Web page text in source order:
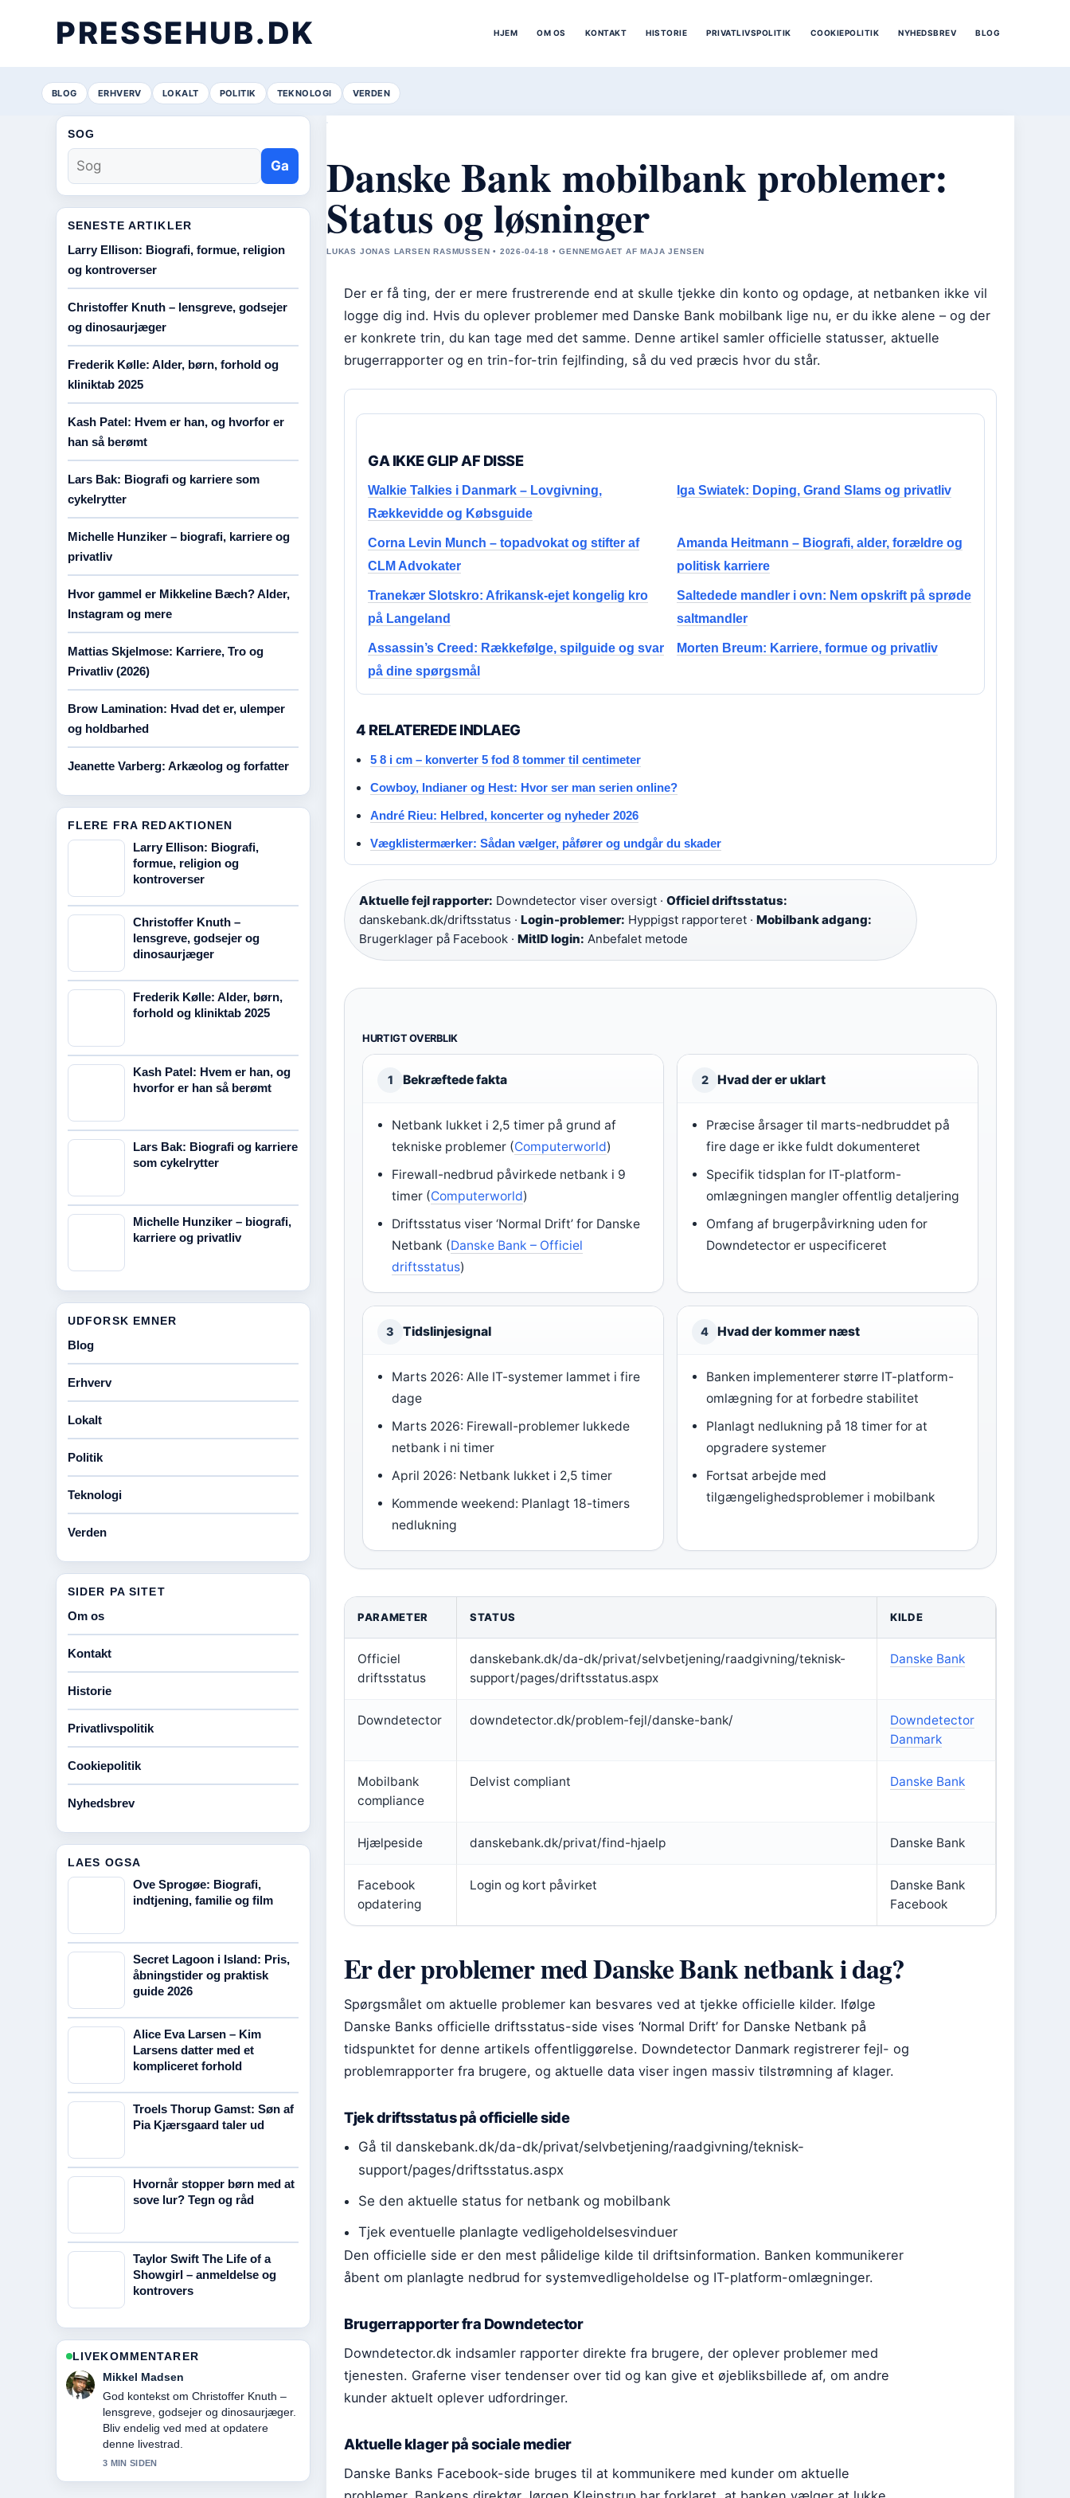
PRESSEHUB.DK HJEM OM OS KONTAKT HISTORIE PRIVATLIVSPOLITIK COOKIEPOLITIK NYHEDSBREV BLOG
BLOG ERHVERV LOKALT POLITIK TEKNOLOGI VERDEN
Danske Bank mobilbank problemer:
Status og løsninger
LUKAS JONAS LARSEN RASMUSSEN • 2026-04-18 • GENNEMGAET AF MAJA JENSEN
Der er få ting, der er mere frustrerende end at skulle tjekke din konto og opdage, at netbanken ikke vil
logge dig ind. Hvis du oplever problemer med Danske Bank mobilbank lige nu, er du ikke alene – og der
er konkrete trin, du kan tage med det samme. Denne artikel samler officielle statusser, aktuelle
brugerrapporter og en trin-for-trin fejlfinding, så du ved præcis hvor du står.
GA IKKE GLIP AF DISSE
Walkie Talkies i Danmark – Lovgivning,
Rækkevidde og Købsguide
Iga Swiatek: Doping, Grand Slams og privatliv
Corna Levin Munch – topadvokat og stifter af
CLM Advokater
Amanda Heitmann – Biografi, alder, forældre og
politisk karriere
Tranekær Slotskro: Afrikansk-ejet kongelig kro
på Langeland
Saltedede mandler i ovn: Nem opskrift på sprøde
saltmandler
Assassin’s Creed: Rækkefølge, spilguide og svar
på dine spørgsmål
Morten Breum: Karriere, formue og privatliv
4 RELATEREDE INDLAEG
5 8 i cm – konverter 5 fod 8 tommer til centimeter
Cowboy, Indianer og Hest: Hvor ser man serien online?
André Rieu: Helbred, koncerter og nyheder 2026
Vægklistermærker: Sådan vælger, påfører og undgår du skader
Aktuelle fejl rapporter: Downdetector viser oversigt · Officiel driftsstatus:
danskebank.dk/driftsstatus · Login-problemer: Hyppigst rapporteret · Mobilbank adgang:
Brugerklager på Facebook · MitID login: Anbefalet metode
HURTIGT OVERBLIK
1 Bekræftede fakta
Netbank lukket i 2,5 timer på grund af
tekniske problemer (Computerworld)
Firewall-nedbrud påvirkede netbank i 9
timer (Computerworld)
Driftsstatus viser ‘Normal Drift’ for Danske
Netbank (Danske Bank – Officiel
driftsstatus)
2 Hvad der er uklart
Præcise årsager til marts-nedbruddet på
fire dage er ikke fuldt dokumenteret
Specifik tidsplan for IT-platform-
omlægningen mangler offentlig detaljering
Omfang af brugerpåvirkning uden for
Downdetector er uspecificeret
3 Tidslinjesignal
Marts 2026: Alle IT-systemer lammet i fire
dage
Marts 2026: Firewall-problemer lukkede
netbank i ni timer
April 2026: Netbank lukket i 2,5 timer
Kommende weekend: Planlagt 18-timers
nedlukning
4 Hvad der kommer næst
Banken implementerer større IT-platform-
omlægning for at forbedre stabilitet
Planlagt nedlukning på 18 timer for at
opgradere systemer
Fortsat arbejde med
tilgængelighedsproblemer i mobilbank
PARAMETER STATUS KILDE
Officiel
driftsstatus
danskebank.dk/da-dk/privat/selvbetjening/raadgivning/teknisk-
support/pages/driftsstatus.aspx
Danske Bank
Downdetector downdetector.dk/problem-fejl/danske-bank/
Downdetector
Danmark
Mobilbank
compliance
Delvist compliant Danske Bank
Hjælpeside danskebank.dk/privat/find-hjaelp Danske Bank
Facebook
opdatering
Login og kort påvirket
Danske Bank
Facebook
Er der problemer med Danske Bank netbank i dag?
Spørgsmålet om aktuelle problemer kan besvares ved at tjekke officielle kilder. Ifølge
Danske Banks officielle driftsstatus-side vises ‘Normal Drift’ for Danske Netbank på
tidspunktet for denne artikels offentliggørelse. Downdetector Danmark registrerer fejl- og
problemrapporter fra brugere, og aktuelle data viser ingen massiv tilstrømning af klager.
Tjek driftsstatus på officielle side
Gå til danskebank.dk/da-dk/privat/selvbetjening/raadgivning/teknisk-
support/pages/driftsstatus.aspx
Se den aktuelle status for netbank og mobilbank
Tjek eventuelle planlagte vedligeholdelsesvinduer
Den officielle side er den mest pålidelige kilde til driftsinformation. Banken kommunikerer
åbent om planlagte nedbrud for systemvedligeholdelse og IT-platform-omlægninger.
Brugerrapporter fra Downdetector
Downdetector.dk indsamler rapporter direkte fra brugere, der oplever problemer med
tjenesten. Graferne viser tendenser over tid og kan give et øjebliksbillede af, om andre
kunder aktuelt oplever udfordringer.
Aktuelle klager på sociale medier
Danske Banks Facebook-side bruges til at kommunikere med kunder om aktuelle
SOG
Ga
SENESTE ARTIKLER
Larry Ellison: Biografi, formue, religion
og kontroverser
Christoffer Knuth – lensgreve, godsejer
og dinosaurjæger
Frederik Kølle: Alder, børn, forhold og
kliniktab 2025
Kash Patel: Hvem er han, og hvorfor er
han så berømt
Lars Bak: Biografi og karriere som
cykelrytter
Michelle Hunziker – biografi, karriere og
privatliv
Hvor gammel er Mikkeline Bæch? Alder,
Instagram og mere
Mattias Skjelmose: Karriere, Tro og
Privatliv (2026)
Brow Lamination: Hvad det er, ulemper
og holdbarhed
Jeanette Varberg: Arkæolog og forfatter
FLERE FRA REDAKTIONEN
Larry Ellison: Biografi,
formue, religion og
kontroverser
Christoffer Knuth –
lensgreve, godsejer og
dinosaurjæger
Frederik Kølle: Alder, børn,
forhold og kliniktab 2025
Kash Patel: Hvem er han, og
hvorfor er han så berømt
Lars Bak: Biografi og karriere
som cykelrytter
Michelle Hunziker – biografi,
karriere og privatliv
UDFORSK EMNER
Blog
Erhverv
Lokalt
Politik
Teknologi
Verden
SIDER PA SITET
Om os
Kontakt
Historie
Privatlivspolitik
Cookiepolitik
Nyhedsbrev
LAES OGSA
Ove Sprogøe: Biografi,
indtjening, familie og film
Secret Lagoon i Island: Pris,
åbningstider og praktisk
guide 2026
Alice Eva Larsen – Kim
Larsens datter med et
kompliceret forhold
Troels Thorup Gamst: Søn af
Pia Kjærsgaard taler ud
Hvornår stopper børn med at
sove lur? Tegn og råd
Taylor Swift The Life of a
Showgirl – anmeldelse og
kontrovers
LIVEKOMMENTARER
Clara Olesen
Daekningen af Frederik Kølle: Alder,
børn, forhold og kliniktab... virker solid
og nem at folge.
5 MIN SIDEN